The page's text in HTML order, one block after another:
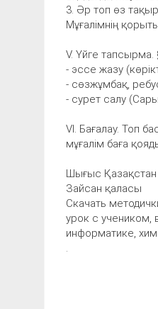
3. Әр топ өз
Мұғалімнің
V. Үйге
- эссе жазу
- сөзжұмбақ,
- сурет салу
VІ. Бағалау. Топ
мұғалім баға
Шығыс
Зайсан қаласы
Скачать
урок с учеником,
информатике,